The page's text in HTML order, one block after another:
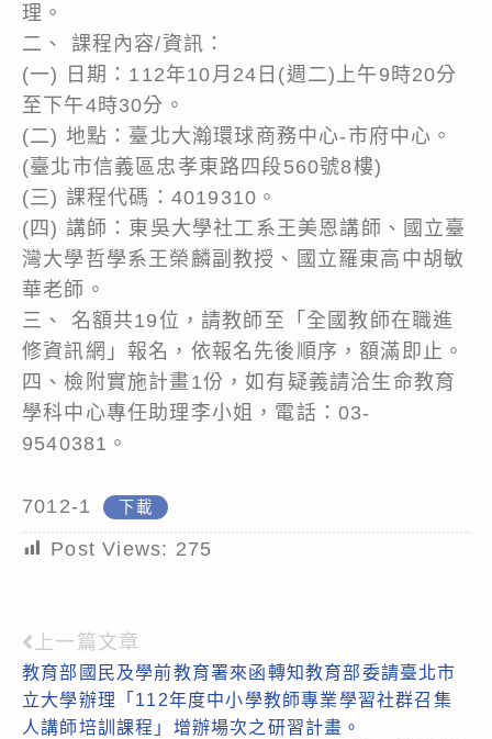
理。
二、 課程內容/資訊：
(一) 日期：112年10月24日(週二)上午9時20分
至下午4時30分。
(二) 地點：臺北大瀚環球商務中心-市府中心。
(臺北市信義區忠孝東路四段560號8樓)
(三) 課程代碼：4019310。
(四) 講師：東吳大學社工系王美恩講師、國立臺
灣大學哲學系王榮麟副教授、國立羅東高中胡敏
華老師。
三、 名額共19位，請教師至「全國教師在職進
修資訊網」報名，依報名先後順序，額滿即止。
四、檢附實施計畫1份，如有疑義請洽生命教育
學科中心專任助理李小姐，電話：03-
9540381。
7012-1 下載
Post Views: 275
Read
more
articles
上一篇文章
教育部國民及學前教育署來函轉知教育部委請臺北市
立大學辦理「112年度中小學教師專業學習社群召集
人講師培訓課程」增辦場次之研習計畫。